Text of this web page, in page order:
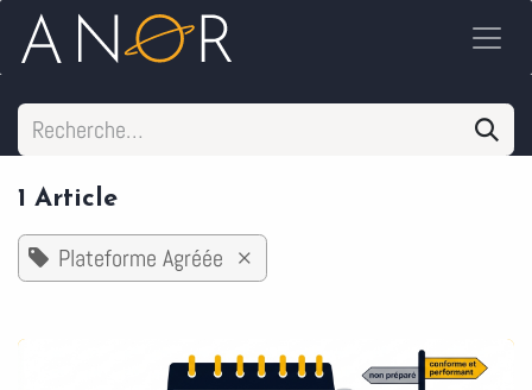
Se rendre au contenu
1 Article
Plateforme Agréée ×